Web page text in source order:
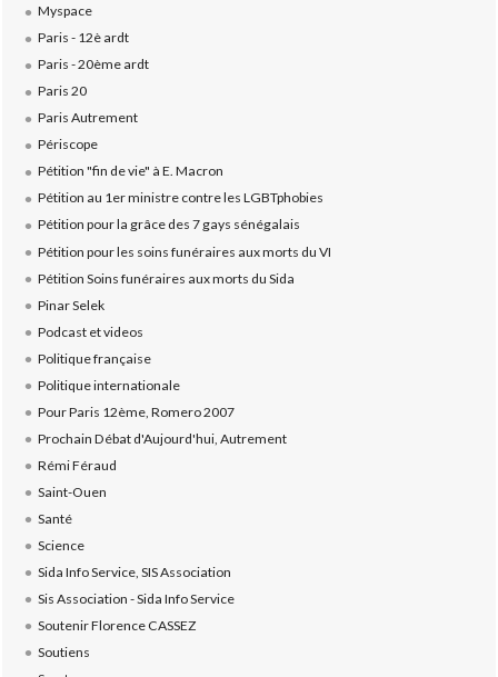
Myspace
Paris - 12è ardt
Paris - 20ème ardt
Paris 20
Paris Autrement
Périscope
Pétition "fin de vie" à E. Macron
Pétition au 1er ministre contre les LGBTphobies
Pétition pour la grâce des 7 gays sénégalais
Pétition pour les soins funéraires aux morts du VI
Pétition Soins funéraires aux morts du Sida
Pinar Selek
Podcast et videos
Politique française
Politique internationale
Pour Paris 12ème, Romero 2007
Prochain Débat d'Aujourd'hui, Autrement
Rémi Féraud
Saint-Ouen
Santé
Science
Sida Info Service, SIS Association
Sis Association - Sida Info Service
Soutenir Florence CASSEZ
Soutiens